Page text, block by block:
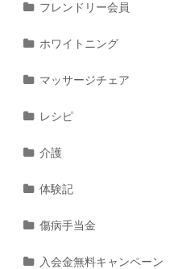
フレンドリー会員
ホワイトニング
マッサージチェア
レシピ
介護
体験記
傷病手当金
入会金無料キャンペーン